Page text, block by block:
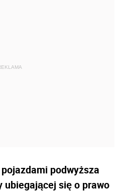
podwyższa
ubiegającej się o prawo